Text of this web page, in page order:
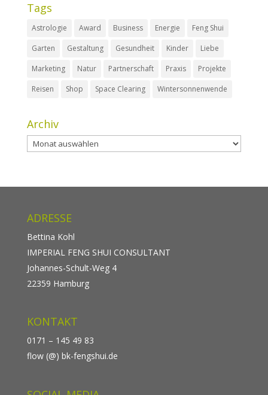
Tags
Astrologie Award Business Energie
Feng Shui
Garten
Gestaltung Gesundheit Kinder
Liebe
Marketing
Natur Partnerschaft Praxis
Projekte
Reisen
Shop Space Clearing Wintersonnenwende
Archiv
Archiv
ADRESSE
Bettina Kohl
IMPERIAL FENG SHUI CONSULTANT
Johannes-Schult-Weg 4
22359 Hamburg
KONTAKT
0171 – 145 49 83
flow (@) bk-fengshui.de